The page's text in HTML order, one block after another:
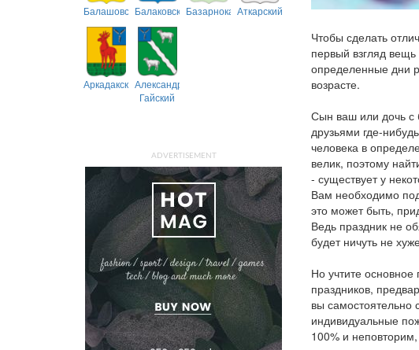
БалашовскийБалаковскийБазарнокарабулакский
Аткарский
АркадакскийАлександрово-
Гайский
ADVERTISEMENT
Чтобы сделать
первый взгляд
определенные дни
возрасте.
Сын ваш или дочь с
друзьями где-
человека в
велик, поэтому
- существует у
Вам необходимо
это может быть,
Ведь праздник не
будет ничуть не
Но учтите
праздников,
вы самостоятельно
индивидуальные
100% и